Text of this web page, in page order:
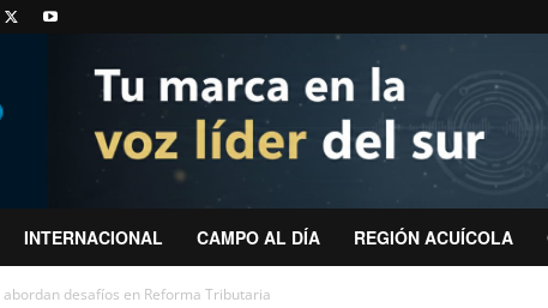
INTERNACIONAL CAMPO AL DÍA REGIÓN ACUÍCOLA
desafíos en Reforma Tributaria